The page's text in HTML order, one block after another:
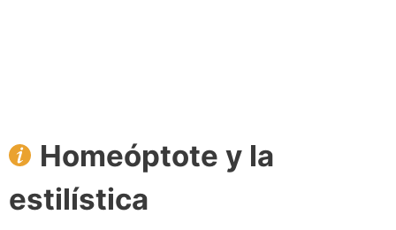
Homeóptote y la
estilística